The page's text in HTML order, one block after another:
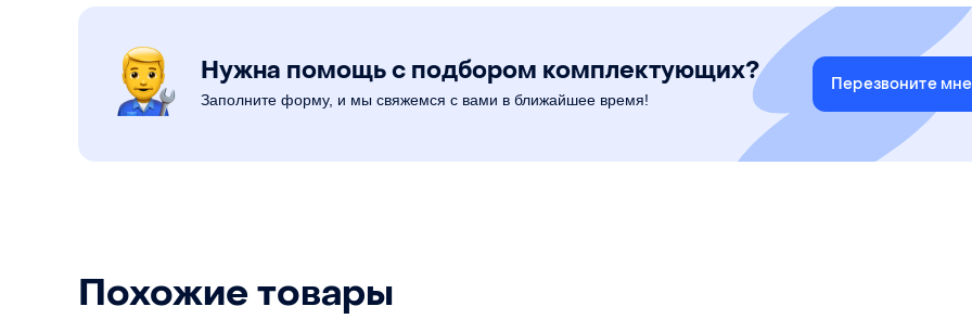
Нужна помощь с подбором комплектующих?
Заполните форму, и мы свяжемся с вами в ближайшее время!
Перезвоните мне
Похожие товары